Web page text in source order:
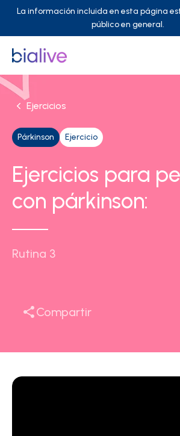
La información incluida en esta página
público en general.
Ejercicios
Párkinson Ejercicio
Ejercicios para
con párkinson:
Rutina 3
Compartir